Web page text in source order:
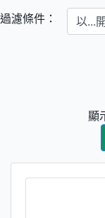
過濾條件： 以...開
顯